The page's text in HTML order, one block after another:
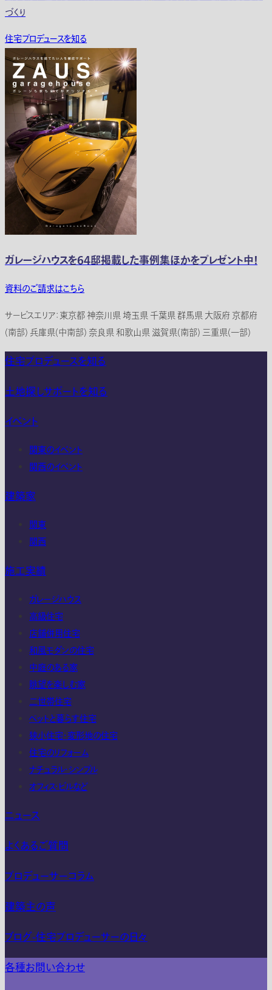
づくり
住宅プロデュースを知る
ガレージハウスを64邸掲載した事例集ほかをプレゼント中！
資料のご請求はこちら
サービスエリア：東京都 神奈川県 埼玉県 千葉県 群馬県 大阪府 京都府
(南部) 兵庫県(中南部) 奈良県 和歌山県 滋賀県(南部) 三重県(一部)
住宅プロデュースを知る
土地探しサポートを知る
イベント
関東のイベント
関西のイベント
建築家
関東
関西
施工実績
ガレージハウス
高級住宅
店舗併用住宅
和風モダンの住宅
中庭のある家
眺望を楽しむ家
二世帯住宅
ペットと暮らす住宅
狭小住宅・変形地の住宅
住宅のリフォーム
ナチュラル・シンプル
オフィス・ビルなど
ニュース
よくあるご質問
プロデューサーコラム
建築主の声
ブログ-住宅プロデューサーの日々
各種お問い合わせ